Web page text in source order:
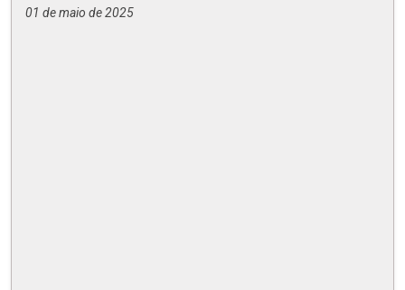
01 de maio de 2025